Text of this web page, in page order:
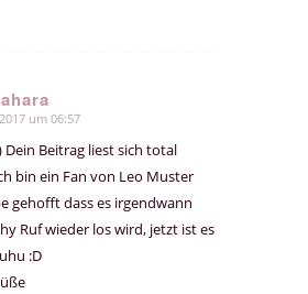
um 06:57
Dein Beitrag liest sich total
bin ein Fan von Leo Muster
gehofft dass es irgendwann
Ruf wieder los wird, jetzt ist es
:D